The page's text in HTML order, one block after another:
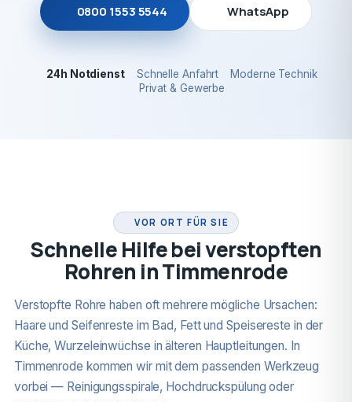
0800 1553 5544 WhatsApp
24h Notdienst Schnelle Anfahrt
Moderne Technik
Privat & Gewerbe
VOR ORT FÜR SIE
Schnelle Hilfe bei verstopften
Rohren in Timmenrode
Verstopfte Rohre haben oft mehrere mögliche Ursachen:
Haare und Seifenreste im Bad, Fett und Speisereste in der
Küche, Wurzeleinwüchse in älteren Hauptleitungen. In
Timmenrode kommen wir mit dem passenden Werkzeug
vorbei — Reinigungsspirale, Hochdruckspülung oder